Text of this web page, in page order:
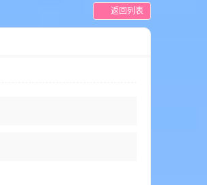
返回列表